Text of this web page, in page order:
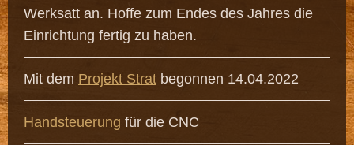
Werksatt an. Hoffe zum Endes des Jahres die
Einrichtung fertig zu haben.
Mit dem Projekt Strat begonnen 14.04.2022
Handsteuerung für die CNC